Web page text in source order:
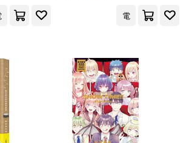
川口開治(54)
版社(375)
出版社(374)
出版社(372)
電